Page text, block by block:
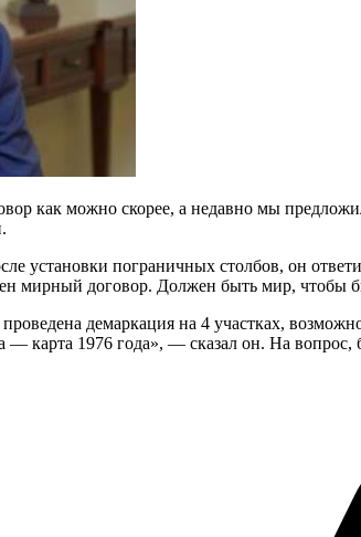
как можно скорее, а недавно мы
установки пограничных столбов, он
мирный договор. Должен быть мир, чтобы
демаркация на 4 участках,
карта 1976 года», — сказал он. На